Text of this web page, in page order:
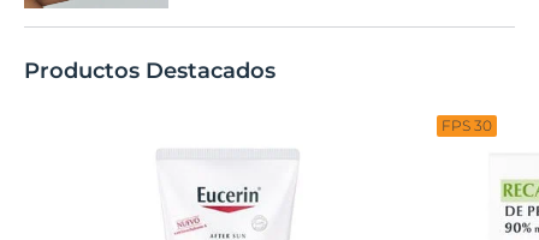
Productos Destacados
FPS 30